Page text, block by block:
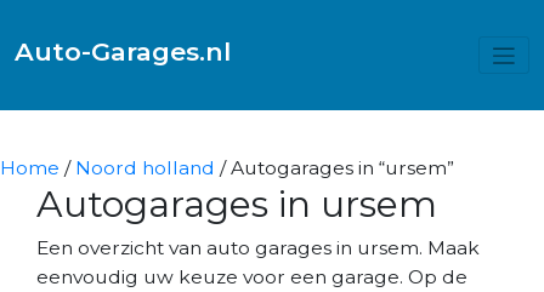
Auto-Garages.nl
Home / Noord holland / Autogarages in “ursem”
Autogarages in ursem
Een overzicht van auto garages in ursem. Maak
eenvoudig uw keuze voor een garage. Op de